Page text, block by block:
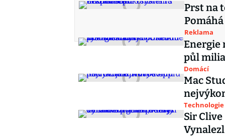
Prst na
Reklama
Energie
půl
Domácí
Mac
Sir